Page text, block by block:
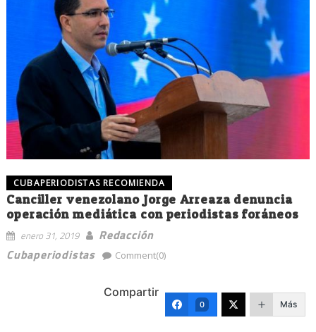
CUBAPERIODISTAS RECOMIENDA
Canciller venezolano Jorge Arreaza denuncia
operación mediática con periodistas foráneos
enero 31, 2019
Redacción
Cubaperiodistas
Comment(0)
Compartir
0 Más